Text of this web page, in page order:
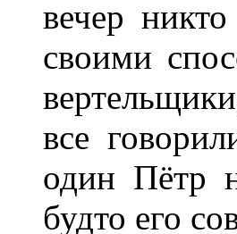
вечер
своими
все
один Пётр
будто его